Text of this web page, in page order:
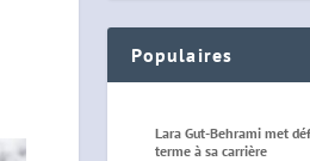
Populaires
Lara Gut-Behrami met
terme à sa carrière